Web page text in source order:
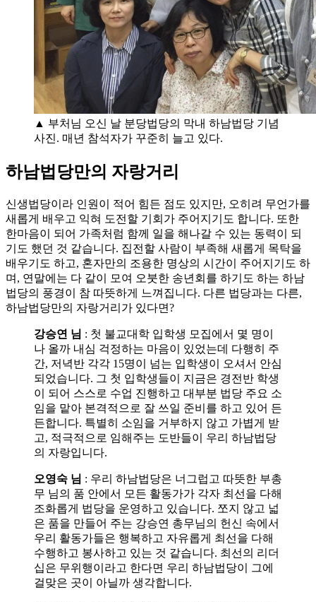
▲ 부처님 오신 날 분당법당의 막내 하남법당 기념
사진. 매년 참석자가 꾸준히 늘고 있다.
하남법당만의 자랑거리
신생법당이라 인원이 적어 힘든 점도 있지만, 오히려 무언가를
새롭게 배우고 익혀 도전할 기회가 주어지기도 합니다. 또한
한마음이 되어 가족처럼 함께 일을 해나갈 수 있는 동력이 되
기도 했던 것 같습니다. 집전할 사람이 부족해 새롭게 목탁을
배우기도 하고, 혼자만의 조용한 명상의 시간이 주어지기도 하
며, 연말에는 다 같이 모여 오붓한 송년회를 하기도 하는 하남
법당의 풍경이 참 따뜻하게 느껴집니다. 다른 법당과는 다른,
하남법당만의 자랑거리가 있다면?
강승연 님 : 첫 불교대학 입학생 모집에서 몇 명이
나 올까 내심 걱정하는 마음이 있었는데 다행히 주
간, 저녁반 각각 15명이 넘는 입학생이 오셔서 안심
되었습니다. 그 첫 입학생들이 지금은 경전반 학생
이 되어 스스로 수업 진행하고 대부분 법당 주요 소
임을 맡아 본격적으로 잘 쓰일 준비를 하고 있어 든
든합니다. 특별히 소임을 거부하지 않고 가볍게 받
고, 적극적으로 임해주는 도반들이 우리 하남법당
의 자랑입니다.
오영숙 님 : 우리 하남법당은 너그럽고 따뜻한 부총
무 님의 품 안에서 모든 활동가가 각자 최선을 다해
조화롭게 법당을 운영하고 있습니다. 쪼지 않고 넓
은 품을 만들어 주는 강승연 총무님의 헌신 속에서
우리 활동가들은 행복하고 자유롭게 최선을 다해
수행하고 봉사하고 있는 것 같습니다. 최선의 리더
십은 무위행이라고 한다면 우리 하남법당이 그에
걸맞은 곳이 아닐까 생각합니다.